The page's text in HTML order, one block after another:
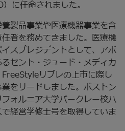
に任命されました。
製品事業や医療機器事業を含
者を務めてきました。医療機
スプレジデントとして、アボ
セント・ジュード・メディカ
リブレの上市に際し
をリードしました。ボストン
ォルニア大学バークレー校ハ
経営学修士号を取得していま